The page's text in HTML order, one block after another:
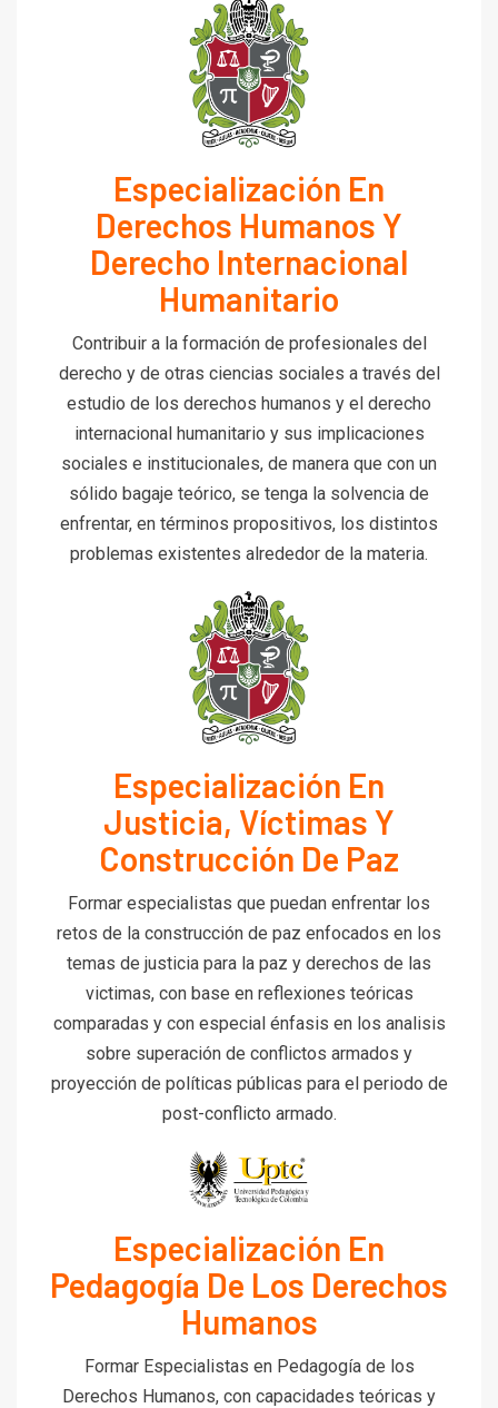
Especialización En
Derechos Humanos Y
Derecho Internacional
Humanitario
Contribuir a la formación de profesionales del
derecho y de otras ciencias sociales a través del
estudio de los derechos humanos y el derecho
internacional humanitario y sus implicaciones
sociales e institucionales, de manera que con un
sólido bagaje teórico, se tenga la solvencia de
enfrentar, en términos propositivos, los distintos
problemas existentes alrededor de la materia.
Especialización En
Justicia, Víctimas Y
Construcción De Paz
Formar especialistas que puedan enfrentar los
retos de la construcción de paz enfocados en los
temas de justicia para la paz y derechos de las
victimas, con base en reflexiones teóricas
comparadas y con especial énfasis en los analisis
sobre superación de conflictos armados y
proyección de políticas públicas para el periodo de
post-conflicto armado.
Especialización En
Pedagogía De Los Derechos
Humanos
Formar Especialistas en Pedagogía de los
Derechos Humanos, con capacidades teóricas y